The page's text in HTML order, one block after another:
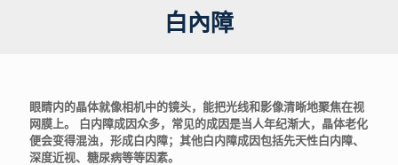
白內障
眼睛内的晶体就像相机中的镜头，能把光线和影像清晰地聚焦在视
网膜上。 白内障成因众多，常见的成因是当人年纪渐大，晶体老化
便会变得混浊，形成白内障；其他白内障成因包括先天性白内障、
深度近视、糖尿病等等因素。